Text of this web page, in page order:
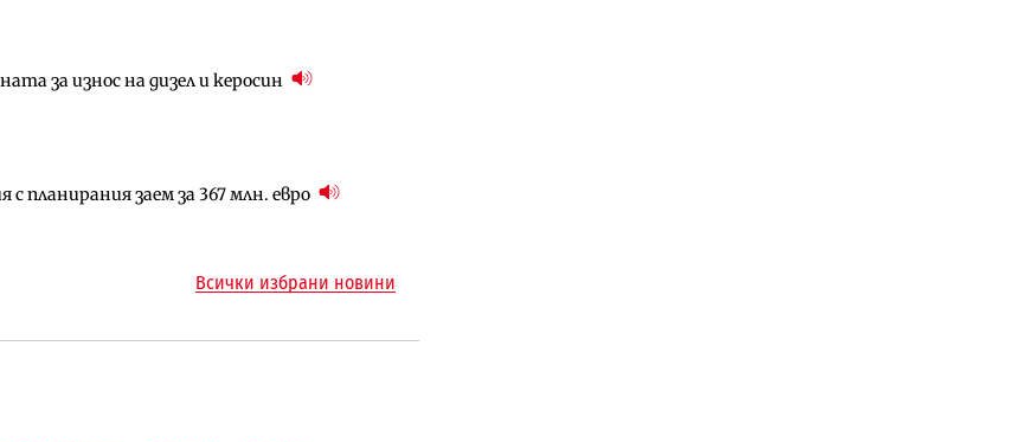
за износ на дизел и керосин
планирания заем за 367 млн. евро
план за магистралата Русе – Велико
на двете метростанции в „Люлин“
продължава да се охлажда (Графика)
става част от бъдещата магистрала
Всички избрани новини